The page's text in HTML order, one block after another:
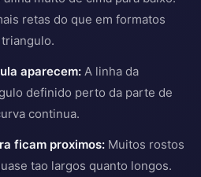
retas do que em formatos
aparecem: A linha da
definido perto da parte de
continua.
ficam proximos: Muitos rostos
tao largos quanto longos.